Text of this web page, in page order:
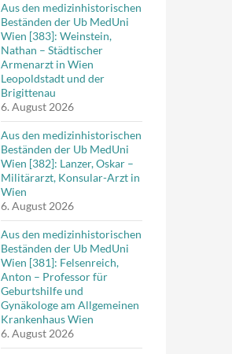
Aus den medizinhistorischen
Beständen der Ub MedUni
Wien [383]: Weinstein,
Nathan – Städtischer
Armenarzt in Wien
Leopoldstadt und der
Brigittenau
6. August 2026
Aus den medizinhistorischen
Beständen der Ub MedUni
Wien [382]: Lanzer, Oskar –
Militärarzt, Konsular-Arzt in
Wien
6. August 2026
Aus den medizinhistorischen
Beständen der Ub MedUni
Wien [381]: Felsenreich,
Anton – Professor für
Geburtshilfe und
Gynäkologe am Allgemeinen
Krankenhaus Wien
6. August 2026